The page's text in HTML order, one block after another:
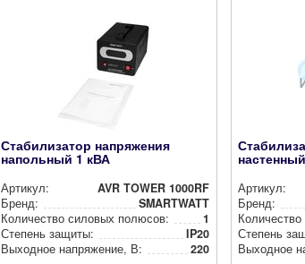
Стабилизатор напряжения
напольный 1 кВА
Артикул:
AVR TOWER 1000RF
Бренд:
SMARTWATT
Количество силовых полюсов:
1
Степень защиты:
IP20
Выходное нап­ря­же­ние, В:
220
Артикул:
Бренд:
Степень
Выходное